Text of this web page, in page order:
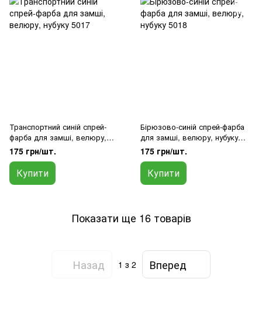
Транспортний синій спрей-
фарба для замші, велюру,
нубуку 5017
175 грн/шт.
Купити
Бірюзово-синій спрей-фарба
для замші, велюру, нубуку
5018
175 грн/шт.
Купити
Показати ще 16 товарів
Назад 1 з 2 Вперед